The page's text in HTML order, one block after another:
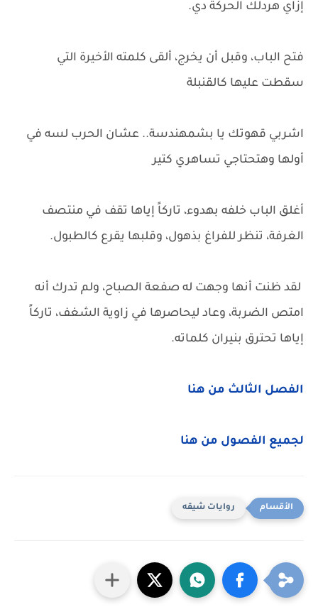
إزاي هردلك الحركة دي.
فتح الباب، وقبل أن يخرج، ألقى كلمته الأخيرة التي
سقطت عليها كالقنبلة
اشربي قهوتك يا بشمهندسة.. عشان الحرب لسه في
أولها وهتحتاجي تساهري كتير
أغلق الباب خلفه بهدوء، تاركاً إياها تقف في منتصف
الغرفة، تنظر للفراغ بذهول، وقلبها يقرع كالطبول.
لقد ظنت أنها وجهت له صفعة الصباح، ولم تدرك أنه
امتص الضربة، وعاد ليحاصرها في زاوية الشغف، تاركاً
إياها تحترق بنيران كلماته.
الفصل الثالث من هنا
لجميع الفصول من هنا
روايات شيقه